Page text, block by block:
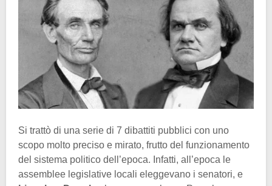
Si trattò di una serie di 7 dibattiti pubblici con uno
scopo molto preciso e mirato, frutto del funzionamento
del sistema politico dell’epoca. Infatti, all’epoca le
assemblee legislative locali eleggevano i senatori, e